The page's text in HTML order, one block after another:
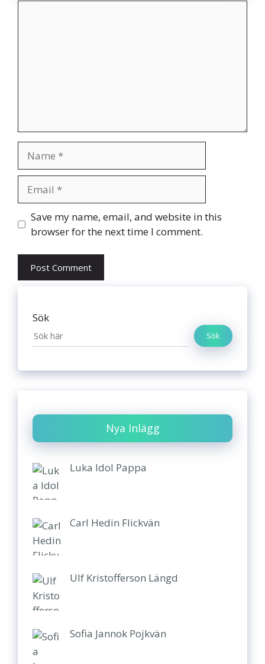
Website
Save my name, email, and website in this
browser for the next time I comment.
Sök
Sök
Nya Inlägg
Luka Idol Pappa
Carl Hedin Flickvän
Ulf Kristofferson Längd
Sofia Jannok Pojkvän